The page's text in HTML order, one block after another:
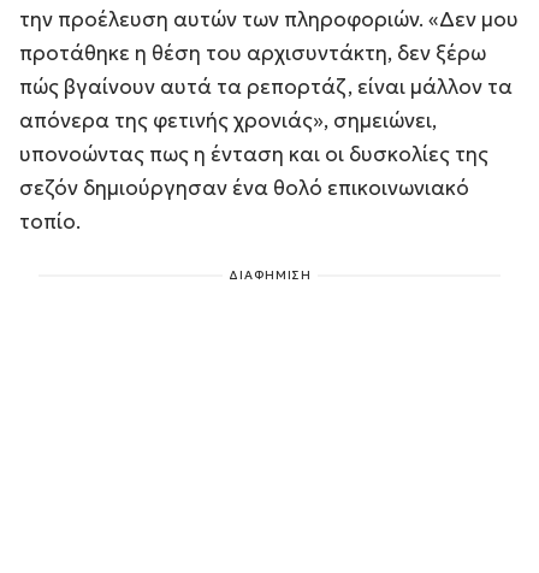
την προέλευση αυτών των πληροφοριών. «Δεν μου
προτάθηκε η θέση του αρχισυντάκτη, δεν ξέρω
πώς βγαίνουν αυτά τα ρεπορτάζ, είναι μάλλον τα
απόνερα της φετινής χρονιάς», σημειώνει,
υπονοώντας πως η ένταση και οι δυσκολίες της
σεζόν δημιούργησαν ένα θολό επικοινωνιακό
τοπίο.
ΔΙΑΦΗΜΙΣΗ